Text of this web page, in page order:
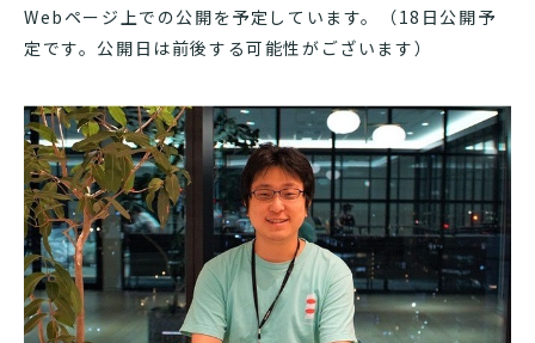
Webページ上での公開を予定しています。（18日公開予
定です。公開日は前後する可能性がございます）